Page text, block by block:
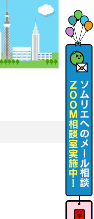
ソムリエ
へのメー